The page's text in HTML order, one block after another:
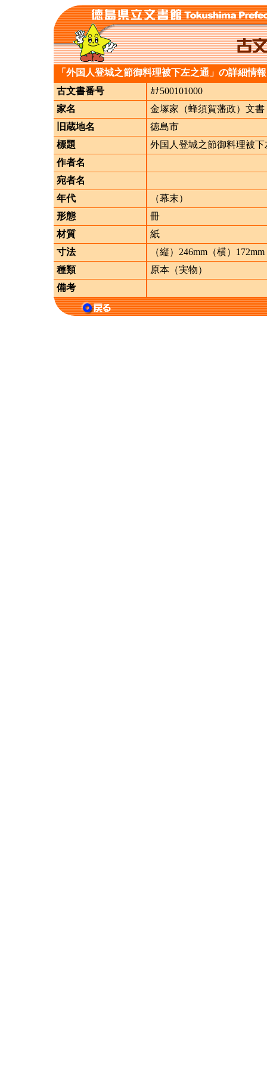
「外国人登城之節御料理被下左之通」の詳細情報
古文書番号
ｶﾅ500101000
家名
金塚家（蜂須賀藩政）文書
旧蔵地名
徳島市
標題
外国人登城之節御料理被下
作者名
宛者名
年代
（幕末）
形態
冊
材質
紙
寸法
（縦）246mm（横）172mm
種類
原本（実物）
備考